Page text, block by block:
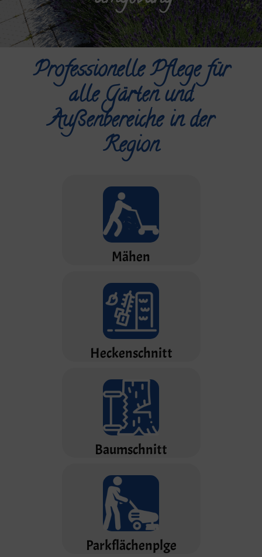
Professionelle Pflege für
alle Gärten und
Außenbereiche in der
Region
Mähen
Heckenschnitt
Baumschnitt
Parkflächenplge